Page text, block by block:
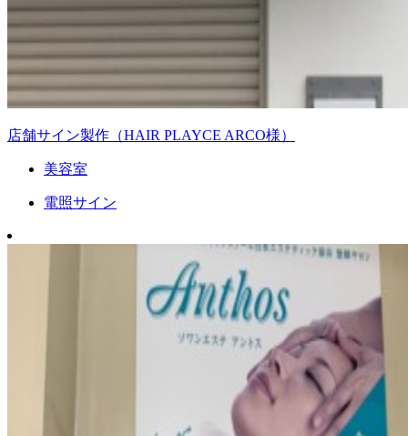
店舗サイン製作（HAIR PLAYCE ARCO様）
美容室
電照サイン